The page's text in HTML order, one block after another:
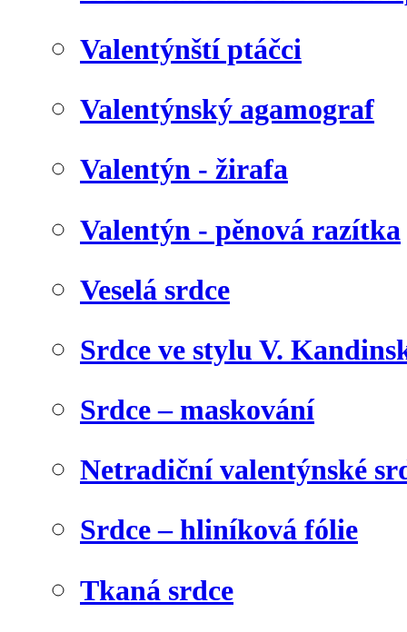
Valentýnští ptáčci
Valentýnský agamograf
Valentýn - žirafa
Valentýn - pěnová razítka
Veselá srdce
Srdce ve stylu V.
Srdce – maskování
Netradiční valentýnské
Srdce – hliníková fólie
Tkaná srdce